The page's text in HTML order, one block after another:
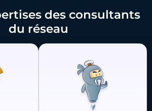
des consultants
du réseau